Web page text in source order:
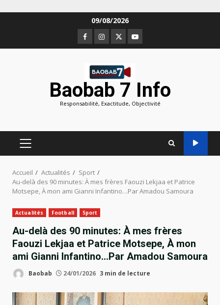
09/08/2026
Facebook
Instagram
TwitterYoutube
Baobab 7 Info
Responsabilité, Exactitude, Objectivité
MENU
PRINCIPAL
Accueil Actualités
Sport
Au-delà des 90 minutes: À mes frères Faouzi Lekjaa et Patrice
Motsepe, À mon ami Gianni Infantino…Par Amadou Samoura
Actualités Football Sport
Au-delà des 90 minutes: À mes frères
Faouzi Lekjaa et Patrice Motsepe, À mon
ami Gianni Infantino…Par Amadou Samoura
Baobab 24/01/2026 3 min de lecture